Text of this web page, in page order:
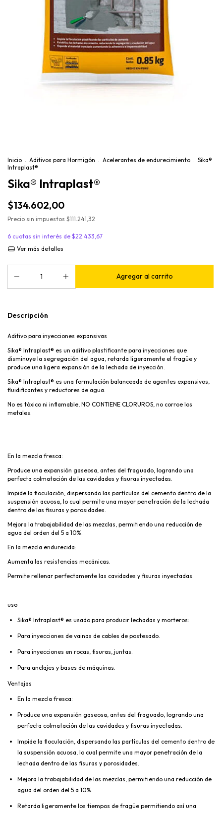
Inicio Aditivos para Hormigón Acelerantes de endurecimiento
Sika®
Intraplast®
Sika® Intraplast®
$134.602,00
Precio sin impuestos $111.241,32
6 cuotas sin interés de $22.433,67
Ver más detalles
Descripción
Aditivo para inyecciones expansivas
Sika® Intraplast® es un aditivo plastificante para inyecciones que
disminuye la segregación del agua, retarda ligeramente el fragüe y
produce una ligera expansión de la lechada de inyección.
Sika® Intraplast® es una formulación balanceada de agentes expansivos,
fluidificantes y reductores de agua.
No es tóxico ni inflamable, NO CONTIENE CLORUROS, no corroe los
metales.
En la mezcla fresca:
Produce una expansión gaseosa, antes del fraguado, logrando una
perfecta colmatación de las cavidades y fisuras inyectadas.
Impide la floculación, dispersando las partículas del cemento dentro de la
suspensión acuosa, lo cual permite una mayor penetración de la lechada
dentro de las fisuras y porosidades.
Mejora la trabajabilidad de las mezclas, permitiendo una reducción de
agua del orden del 5 a 10%.
En la mezcla endurecida:
Aumenta las resistencias mecánicas.
Permite rellenar perfectamente las cavidades y fisuras inyectadas.
uso
Sika® Intraplast® es usado para producir lechadas y morteros:
Para inyecciones de vainas de cables de postesado.
Para inyecciones en rocas, fisuras, juntas.
Para anclajes y bases de máquinas.
Ventajas
En la mezcla fresca:
Produce una expansión gaseosa, antes del fraguado, logrando una
perfecta colmatación de las cavidades y fisuras inyectadas.
Impide la floculación, dispersando las partículas del cemento dentro de
la suspensión acuosa, lo cual permite una mayor penetración de la
lechada dentro de las fisuras y porosidades.
Mejora la trabajabilidad de las mezclas, permitiendo una reducción de
agua del orden del 5 a 10%.
Retarda ligeramente los tiempos de fragüe permitiendo así una